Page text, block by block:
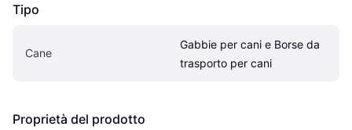
Tipo
Cane
Gabbie per cani e Borse da
trasporto per cani
Proprietà del prodotto